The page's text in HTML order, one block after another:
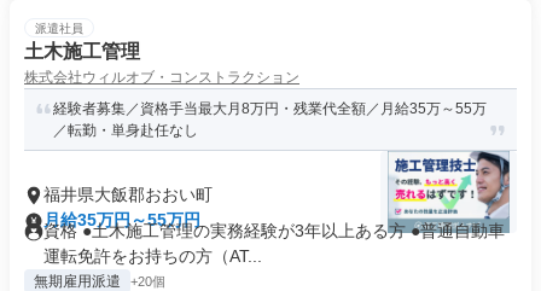
派遣社員
土木施工管理
株式会社ウィルオブ・コンストラクション
経験者募集／資格手当最大月8万円・残業代全額／月給35万～55万
／転勤・単身赴任なし
福井県大飯郡おおい町
月給35万円～55万円
資格 ●土木施工管理の実務経験が3年以上ある方 ●普通自動車
運転免許をお持ちの方（AT...
無期雇用派遣 +20個